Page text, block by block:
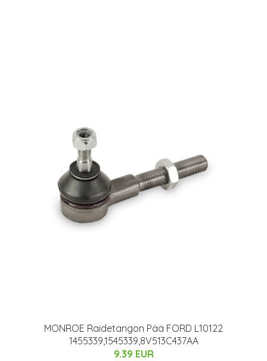
MONROE Raidetangon Pää FORD L10122
1455339,1545339,8V513C437AA
9.39 EUR